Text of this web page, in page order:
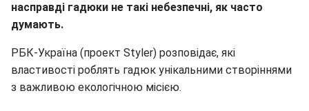
насправді гадюки не такі небезпечні, як часто
думають.
РБК-Україна (проект Styler) розповідає, які
властивості роблять гадюк унікальними створіннями
з важливою екологічною місією.